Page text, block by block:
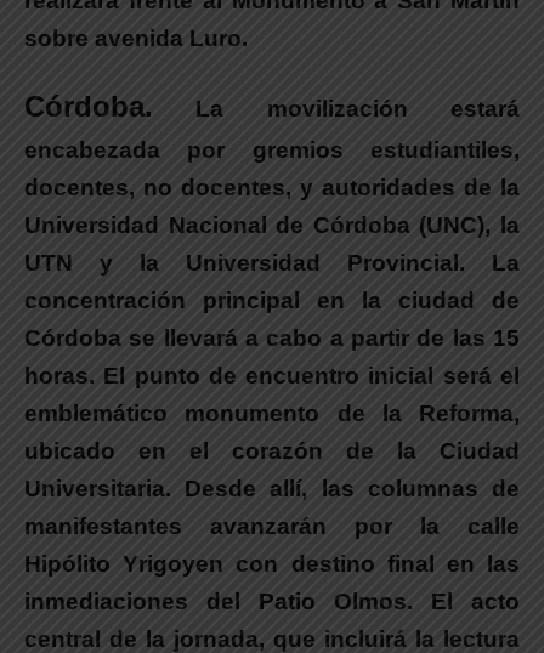
sobre avenida Luro.
Córdoba. La movilización estará
encabezada por gremios estudiantiles,
docentes, no docentes, y autoridades de la
Universidad Nacional de Córdoba (UNC), la
UTN y la Universidad Provincial. La
concentración principal en la ciudad de
Córdoba se llevará a cabo a partir de las 15
horas. El punto de encuentro inicial será el
emblemático monumento de la Reforma,
ubicado en el corazón de la Ciudad
Universitaria. Desde allí, las columnas de
manifestantes avanzarán por la calle
Hipólito Yrigoyen con destino final en las
inmediaciones del Patio Olmos. El acto
central de la jornada, que incluirá la lectura